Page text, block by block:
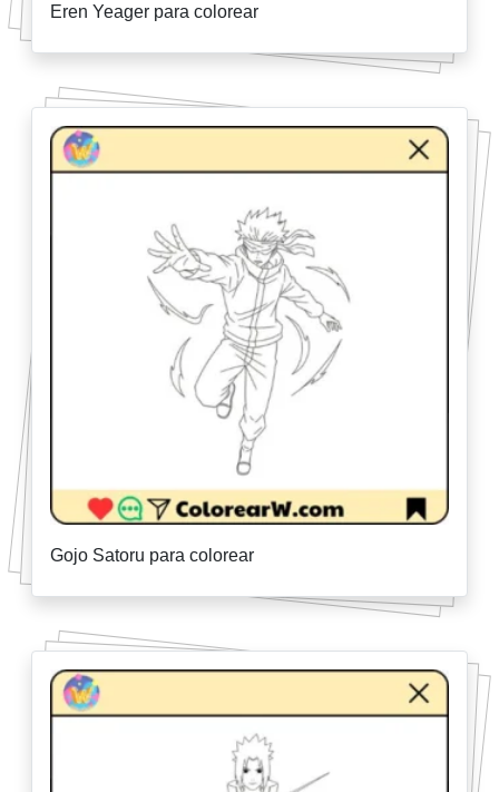
Eren Yeager para colorear
Gojo Satoru para colorear